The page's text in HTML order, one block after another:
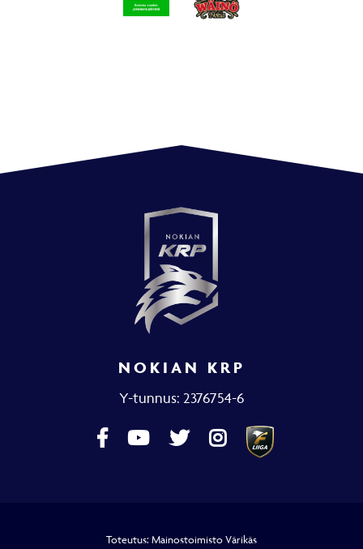
NOKIAN KRP
Y-tunnus: 2376754-6
Toteutus: Mainostoimisto Värikäs